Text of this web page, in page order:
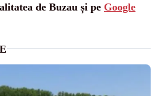
de Buzau și pe Google